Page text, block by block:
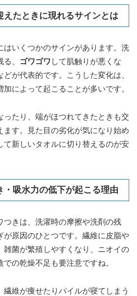
えたときに現れるサインとは
はいくつかのサインがあります。洗
る、 ゴワゴワ して肌触りが悪くな
どが代表的です。こうした変化は、
によって起こることが多いです。
ったり、端がほつれてきたときも交
ます。見た目の劣化が気になり始め
て新しいタオルに切り替えるのが安
・吸水力の低下が起こる理由
つきは、洗濯時の摩擦や洗剤の残
が原因のひとつです。繊維に皮脂や
雑菌が繁殖しやすくなり、ニオイの
の乾燥不足も要注意ですね。
繊維が痩せたりパイルが寝てしまう